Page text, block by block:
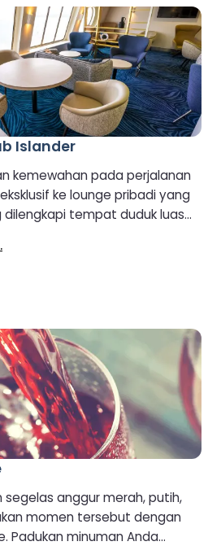
Islander
kemewahan pada perjalanan
ke lounge pribadi yang
dilengkapi tempat duduk luas
ini tidak dapat diakses kursi
anggur merah, putih,
momen tersebut dengan
Padukan minuman Anda